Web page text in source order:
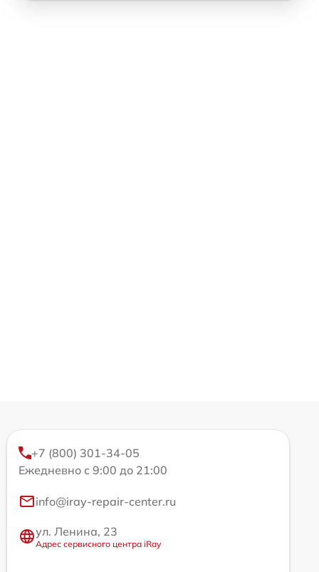
+7 (800) 301-34-05
Ежедневно с 9:00 до 21:00
info@iray-repair-center.ru
ул. Ленина, 23
Адрес сервисного центра iRay